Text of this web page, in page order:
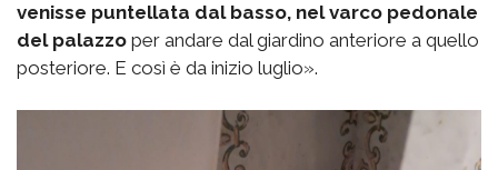
venisse puntellata dal basso, nel varco pedonale
del palazzo per andare dal giardino anteriore a quello
posteriore. E così è da inizio luglio».